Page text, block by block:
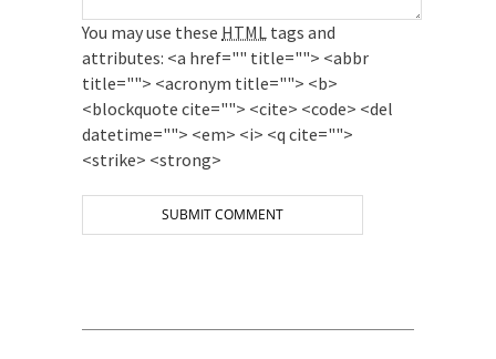
You may use these HTML tags and
attributes: <a href="" title=""> <abbr
title=""> <acronym title=""> <b>
<blockquote cite=""> <cite> <code> <del
datetime=""> <em> <i> <q cite="">
<strike> <strong>